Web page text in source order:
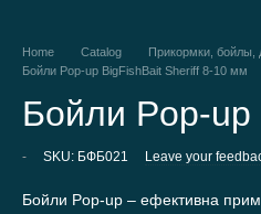
Home Catalog Прикормки, бойлы,
Бойли Pop-up BigFishBait Sheriff 8-10 мм
Бойли Pop-
- SKU: БФБ021 Leave your
Бойли Pop-up – ефективна